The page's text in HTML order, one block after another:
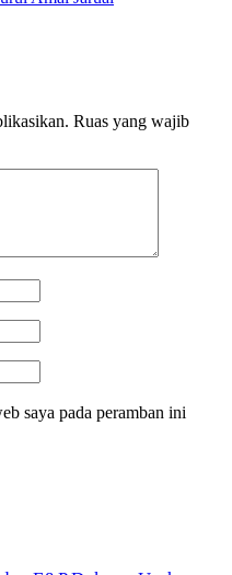
Ruas yang wajib
saya pada peramban ini